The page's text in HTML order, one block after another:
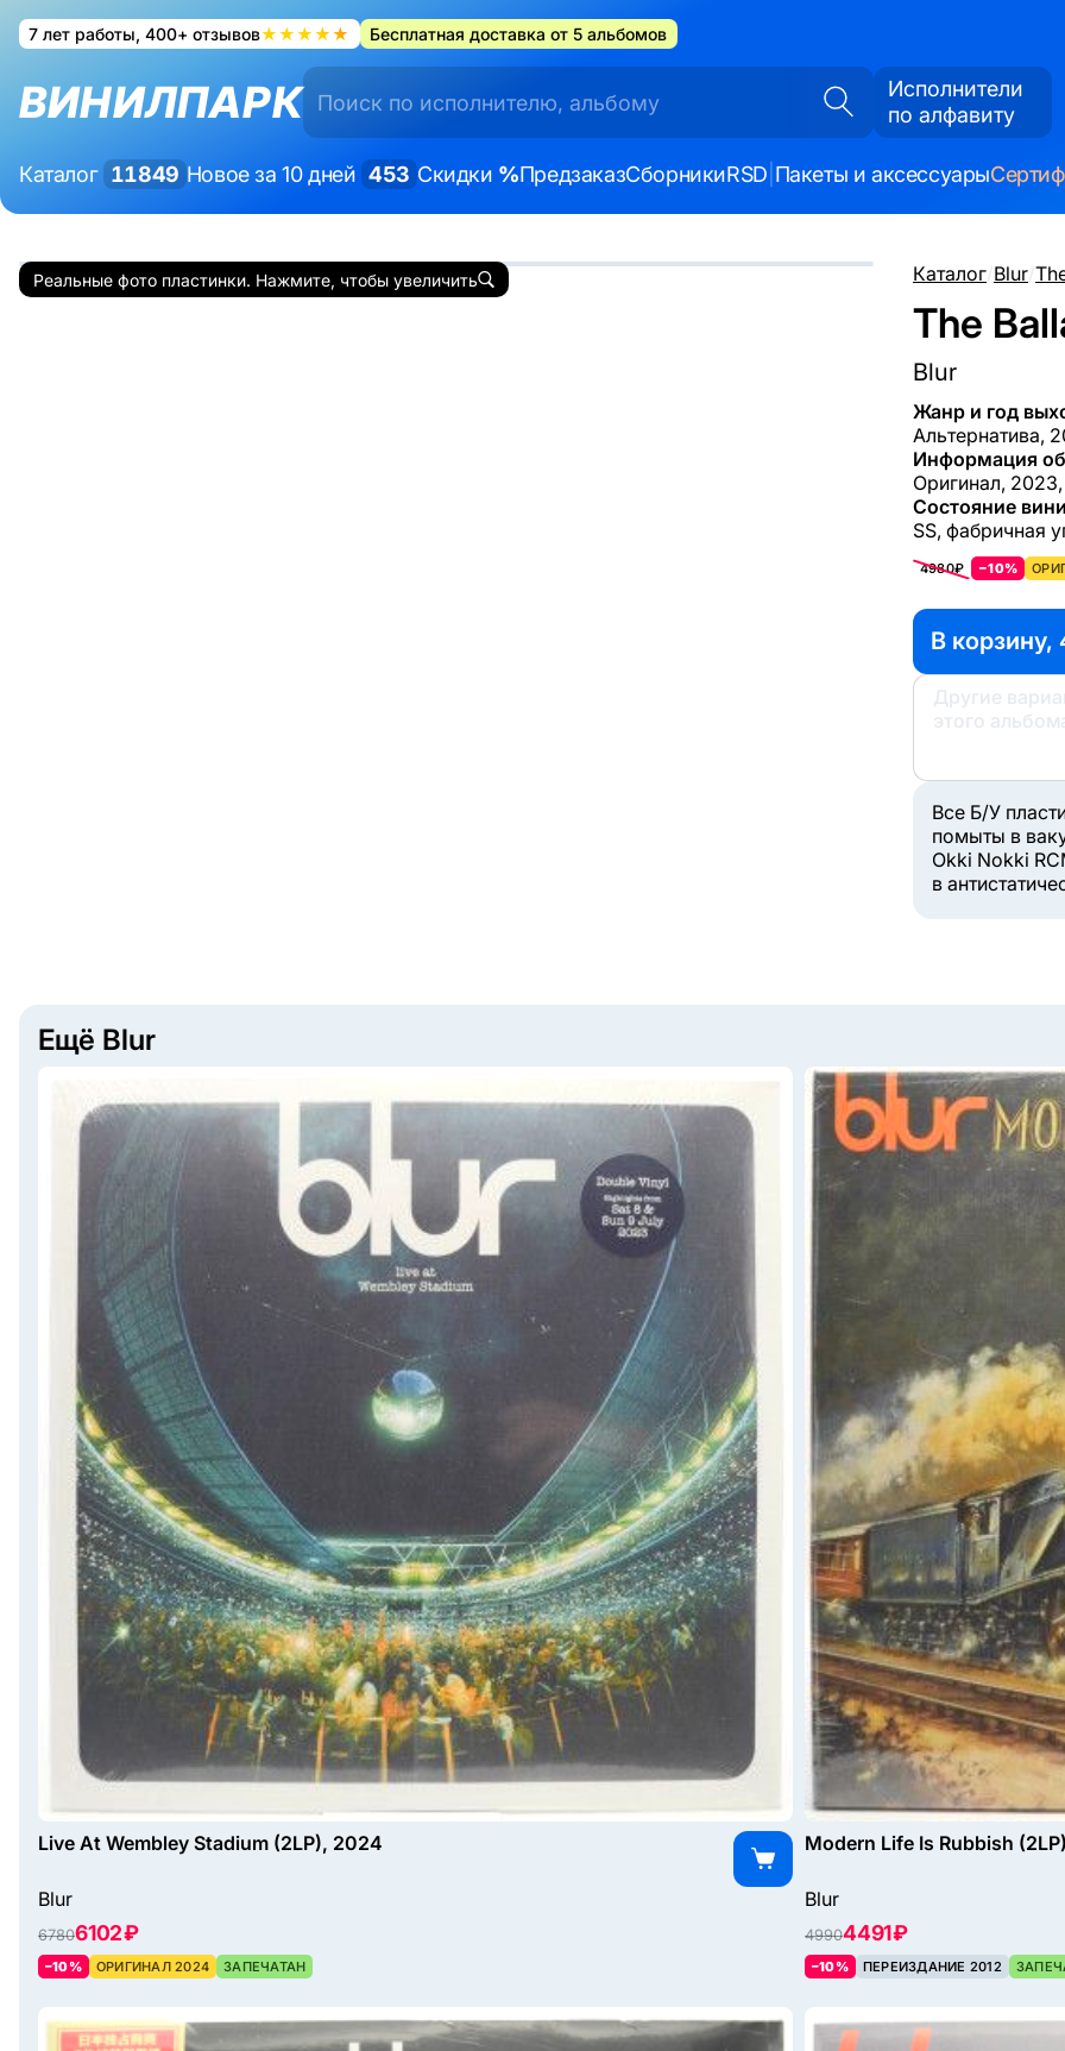
7 лет работы, 400+ отзывов★★★★★ Бесплатная доставка от 5 альбомов
ВИНИЛПАРК
Исполнители
по алфавиту
Каталог 11849 Новое за 10 дней 453 Скидки %ПредзаказСборникиRSD Пакеты и аксессуары
Каталог/Blur/
The
Blur
Жанр и год
Альтернатива,
Информация
Оригинал,
Состояние
SS, фабричная
4980₽ −10%
В корзину,
Другие
этого
Все Б/У
помыты в
Okki Nokki
в
Реальные фото пластинки. Нажмите, чтобы увеличить
Ещё Blur
Live At Wembley Stadium (2LP), 2024
Blur
67806102 ₽
–10% ОРИГИНАЛ 2024 ЗАПЕЧАТАН
Modern Life Is Rubbish
Blur
49904491 ₽
–10% ПЕРЕИЗДАНИЕ 2012